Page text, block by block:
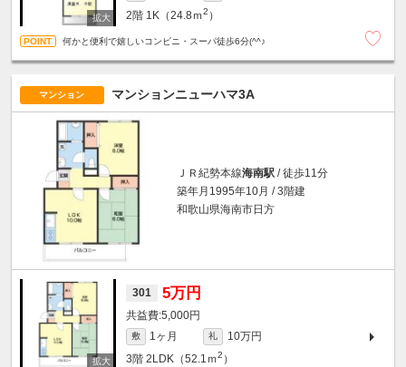
2階 1K（24.8ｍ2 ）
何かと便利で嬉しいコンビニ・スーパ徒歩6分(^^♪
マンション マンションニューハマ3A
ＪＲ紀勢本線海南駅 / 徒歩11分
築年月1995年10月 / 3階建
和歌山県海南市日方
301 5万円
5,000円
敷 1ヶ月 礼
10万円
3階 2LDK（52.1ｍ2 ）